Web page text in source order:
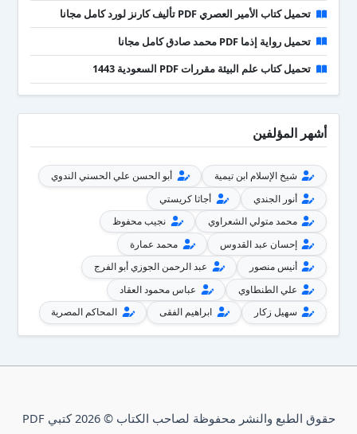
تحميل كتاب الأمير العصري PDF تأليف كارنز لورد كامل مجانا
تحميل رواية إذما PDF محمد صادق كامل مجانا
تحميل كتاب علم البيئة مقررات PDF السعودية 1443
أشهر المؤلفين
شيخ الإسلام ابن تيمية
أبو الحسن علي الحسني الندوي
أنور الجندي
أجاثا كريستي
محمد متولي الشعراوي
نجيب محفوظ
إحسان عبد القدوس
محمد عمارة
أنيس منصور
عبد الرحمن الجوزي أبو الفرج
علي الطنطاوي
عباس محمود العقاد
سهيل زكار
ابراهيم الفقى المحاكم المصرية
حقوق الطبع والنشر محفوظة لصاحب الكتاب © 2026 كتبي PDF